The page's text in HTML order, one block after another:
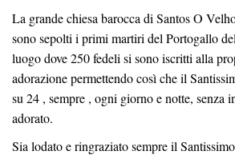
La grande chiesa barocca di Santos O
sono sepolti i primi martiri del Portogallo
luogo dove 250 fedeli si sono iscritti alla
adorazione permettendo così che il
su 24 , sempre , ogni giorno e notte, senza
adorato.
Sia lodato e ringraziato sempre il